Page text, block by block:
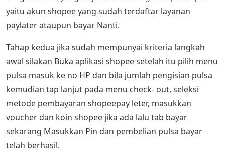
yaitu akun shopee yang sudah terdaftar layanan
paylater ataupun bayar Nanti.
Tahap kedua jika sudah mempunyai kriteria langkah
awal silakan Buka aplikasi shopee setelah itu pilih menu
pulsa masuk ke no HP dan bila jumlah pengisian pulsa
kemudian tap lanjut pada menu check- out, seleksi
metode pembayaran shopeepay leter, masukkan
voucher dan koin shopee jika ada lalu tab bayar
sekarang Masukkan Pin dan pembelian pulsa bayar
telah berhasil.